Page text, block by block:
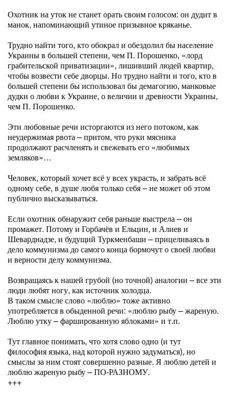
Охотник на уток не станет орать своим голосом: он дудит в
манок, напоминающий утиное призывное кряканье.
Трудно найти того, кто обокрал и обездолил бы население
Украины в большей степени, чем П. Порошенко, «лорд
грабительской приватизации», лишивший людей квартир,
чтобы возвести себе дворцы. Но трудно найти и того, кто в
большей степени бы использовал бы демагогию, манковые
дудки о любви к Украине, о величии и древности Украины,
чем П. Порошенко.
Эти любовные речи исторгаются из него потоком, как
неудержимая рвота – притом, что руки мясника
продолжают расчленять и свежевать его «любимых
земляков»…
Человек, который хочет всё у всех украсть, и забрать всё
одному себе, в душе любя только себя – не может об этом
публично высказываться.
Если охотник обнаружит себя раньше выстрела – он
промажет. Потому и Горбачёв и Ельцин, и Алиев и
Шеварднадзе, и будущий Туркменбаши – прицеливаясь в
дело коммунизма до самого конца бормочут о своей любви
и верности делу коммунизма.
Возвращаясь к нашей грубой (но точной) аналогии – все эти
люди любят ногу, как источник холодца.
В таком смысле слово «люблю» тоже активно
употребляется в обыденной речи: «люблю рыбу – жареную.
Люблю утку – фаршированную яблоками» и т.п.
Тут главное понимать, что хотя слово одно (и тут
философия языка, над которой нужно задуматься), но
смыслы за ним стоят совершенно разные. Я люблю детей и
люблю жареную рыбу – ПО-РАЗНОМУ.
+++